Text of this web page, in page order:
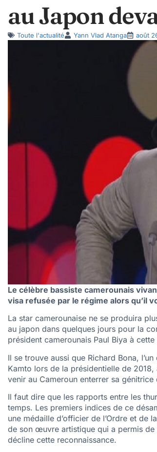
au Japon
Toute l'actualité Yann Vlad Atanga août
Le célèbre bassiste camerounais
visa refusée par le régime alors qu’il
La star camerounaise ne se produira
au japon dans quelques jours pour la
président camerounais Paul Biya à
Il se trouve aussi que Richard Bona,
Kamto lors de la présidentielle de
venir au Cameroun enterrer sa
Il faut dire que les rapports entre les
temps. Les premiers indices de ce
une médaille d’officier de l’Ordre et de
de son œuvre artistique qui a permis
décline cette reconnaissance.